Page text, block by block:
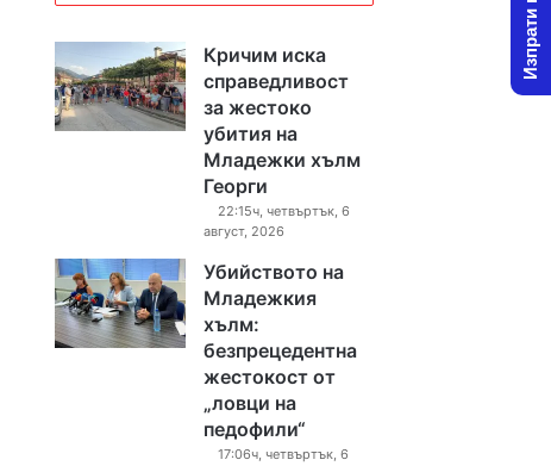
Кричим иска
справедливост
за жестоко
убития на
Младежки хълм
Георги
22:15ч, четвъртък, 6
август, 2026
Убийството на
Младежкия
хълм:
безпрецедентна
жестокост от
„ловци на
педофили“
17:06ч, четвъртък, 6